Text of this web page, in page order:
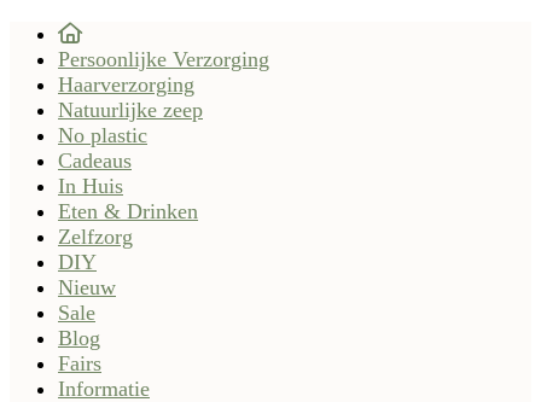
Persoonlijke Verzorging
Haarverzorging
Natuurlijke zeep
No plastic
Cadeaus
In Huis
Eten & Drinken
Zelfzorg
DIY
Nieuw
Sale
Blog
Fairs
Informatie